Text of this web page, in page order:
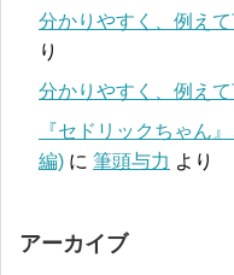
分かりやすく、例えて
り
分かりやすく、例えて
『セドリックちゃん
編) に 筆頭与力 より
アーカイブ